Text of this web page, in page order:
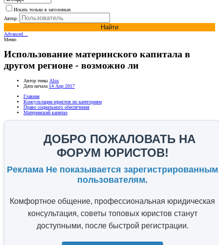
Искать только в заголовках
Автор:
Найти
Advanced…
Меню
Использование материнского капитала в
другом регионе - возможно ли
Автор темы Alsu
Дата начала 14 Апр 2017
Главная
Консультации юристов по категориям
Право социального обеспечения
Материнский капитал
ДОБРО ПОЖАЛОВАТЬ НА
ФОРУМ ЮРИСТОВ!
Реклама Не показывается зарегистрированным
пользователям.
Комфортное общение, профессиональная юридическая
консультация, советы топовых юристов станут
доступными, после быстрой регистрации.